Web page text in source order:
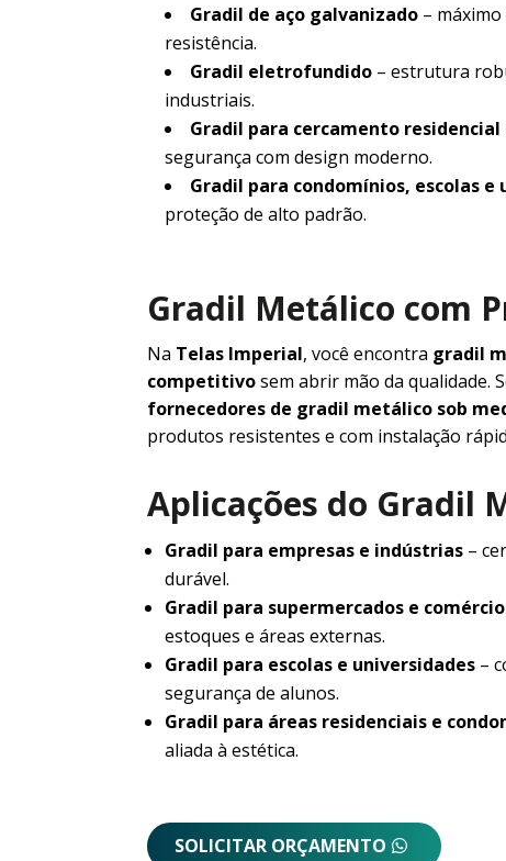
Gradil de aço galvanizado –
resistência.
Gradil eletrofundido – estrutura
industriais.
Gradil para cercamento residencial
segurança com design moderno.
Gradil para condomínios, escolas e
proteção de alto padrão.
Gradil Metálico com
Na Telas Imperial, você encontra gradil
competitivosem abrir mão da qualidade.
fornecedores de gradil metálico sob
produtos resistentes e com instalação
Aplicações do Gradil
Gradil para empresas e indústrias –
durável.
Gradil para supermercados e
estoques e áreas externas.
Gradil para escolas e universidades –
segurança de alunos.
Gradil para áreas residenciais e
aliada à estética.
SOLICITAR ORÇAMENTO